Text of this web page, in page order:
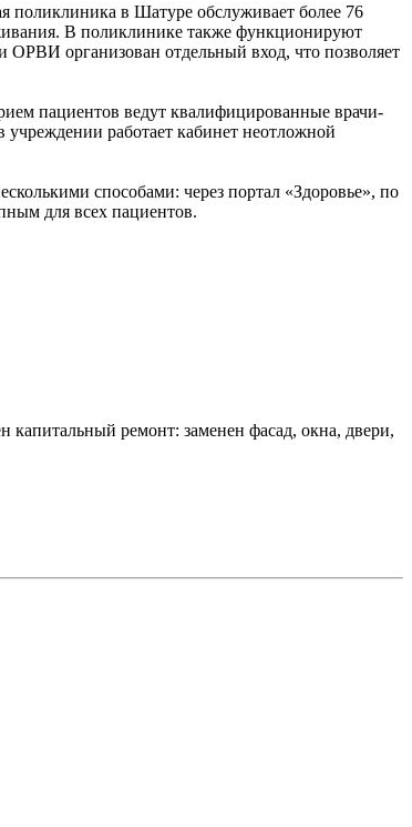
поликлиника в Шатуре обслуживает более 76
В поликлинике также функционируют
ОРВИ организован отдельный вход, что позволяет
пациентов ведут квалифицированные врачи-
работает кабинет неотложной
способами: через портал «Здоровье», по
для всех пациентов.
ремонт: заменен фасад, окна, двери,